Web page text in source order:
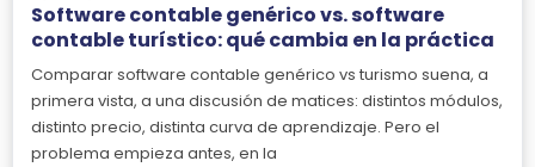
Software contable genérico vs. software
contable turístico: qué cambia en la práctica
Comparar software contable genérico vs turismo suena, a
primera vista, a una discusión de matices: distintos módulos,
distinto precio, distinta curva de aprendizaje. Pero el
problema empieza antes, en la